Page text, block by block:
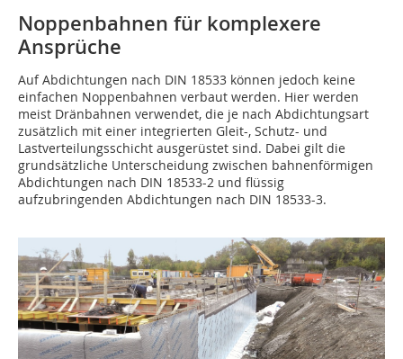
Noppenbahnen für komplexere
Ansprüche
Auf Abdichtungen nach DIN 18533 können jedoch keine
einfachen Noppenbahnen verbaut werden. Hier werden
meist Dränbahnen verwendet, die je nach Abdichtungsart
zusätzlich mit einer integrierten Gleit-, Schutz- und
Lastverteilungsschicht ausgerüstet sind. Dabei gilt die
grundsätzliche Unterscheidung zwischen bahnenförmigen
Abdichtungen nach DIN 18533-2 und flüssig
aufzubringenden Abdichtungen nach DIN 18533-3.